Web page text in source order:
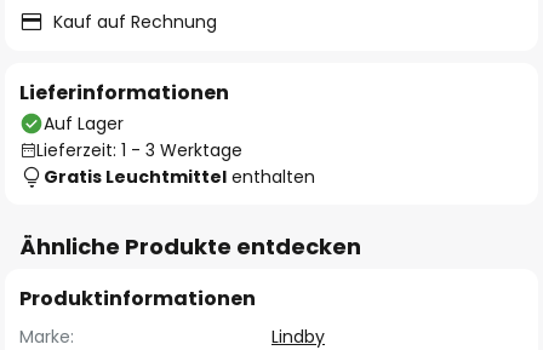
Kauf auf Rechnung
Lieferinformationen
Auf Lager
Lieferzeit: 1 - 3 Werktage
Gratis Leuchtmittel enthalten
Ähnliche Produkte entdecken
Produktinformationen
Marke:
Lindby